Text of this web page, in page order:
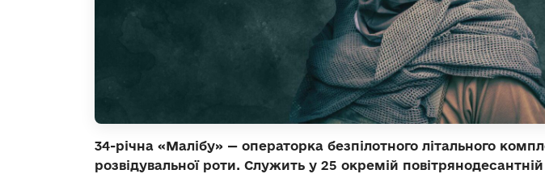
34-річна «Малібу» — операторка безпілотного літального
розвідувальної роти. Служить у 25 окремій повітрянодесантній